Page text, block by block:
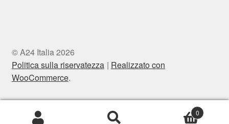
© A24 Italia 2026
Politica sulla riservatezza
Realizzato con
WooCommerce.
0